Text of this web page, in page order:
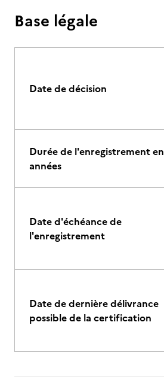
Base légale
Date de décision
Durée de l'enregistrement en
années
Date d'échéance de
l'enregistrement
Date de dernière délivrance
possible de la certification